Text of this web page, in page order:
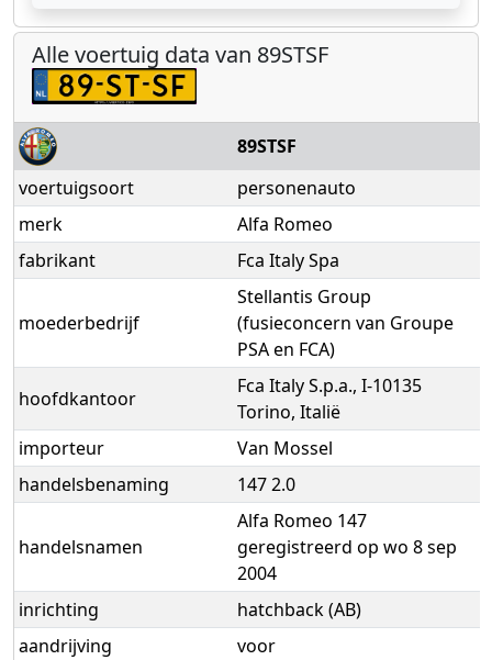
Alle voertuig data van 89STSF
89STSF
voertuigsoort
personenauto
merk
Alfa Romeo
fabrikant
Fca Italy Spa
moederbedrijf
Stellantis Group
(fusieconcern van Groupe
PSA en FCA)
hoofdkantoor
Fca Italy S.p.a., I-10135
Torino, Italië
importeur
Van Mossel
handelsbenaming
147 2.0
handelsnamen
Alfa Romeo 147
geregistreerd op wo 8 sep
2004
inrichting
hatchback (AB)
aandrijving
voor